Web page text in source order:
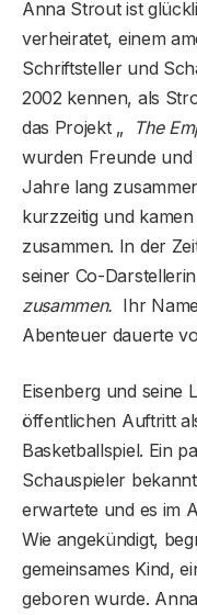
Anna Strout ist
verheiratet, einem
Schriftsteller und
2002 kennen, als
das Projekt „
The
wurden Freunde und
Jahre lang
kurzzeitig und
zusammen. In der
seiner Co-
zusammen. Ihr
Abenteuer dauerte
Eisenberg und seine
öffentlichen Auftritt
Basketballspiel. Ein
Schauspieler
erwartete und es im
Wie angekündigt,
gemeinsames Kind,
geboren wurde.